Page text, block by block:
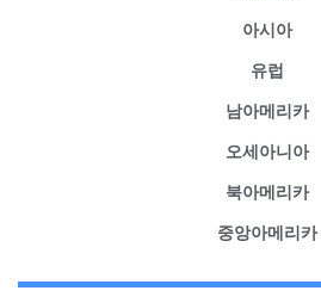
아시아
유럽
남아메리카
오세아니아
북아메리카
중앙아메리카